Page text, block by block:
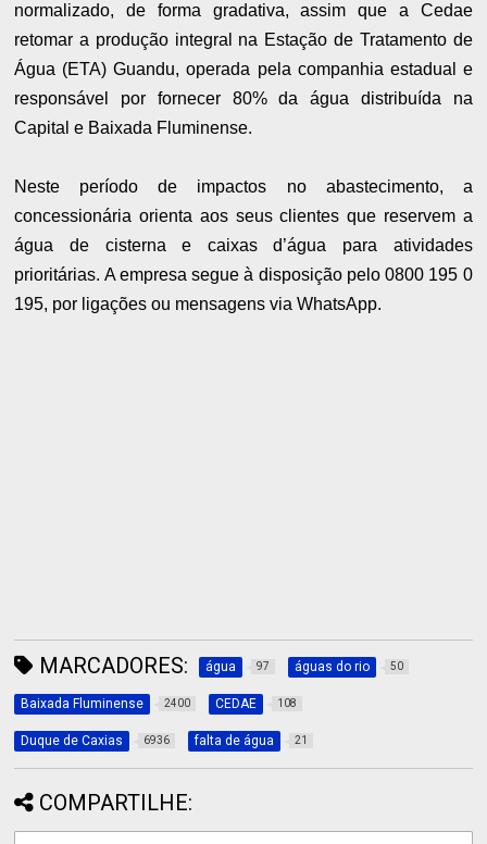
normalizado, de forma gradativa, assim que a Cedae
retomar a produção integral na Estação de Tratamento de
Água (ETA) Guandu, operada pela companhia estadual e
responsável por fornecer 80% da água distribuída na
Capital e Baixada Fluminense.
Neste período de impactos no abastecimento, a
concessionária orienta aos seus clientes que reservem a
água de cisterna e caixas d’água para atividades
prioritárias. A empresa segue à disposição pelo 0800 195 0
195, por ligações ou mensagens via WhatsApp.
MARCADORES: água 97 águas do rio 50
Baixada Fluminense 2400 CEDAE 108
Duque de Caxias 6936 falta de água 21
COMPARTILHE: